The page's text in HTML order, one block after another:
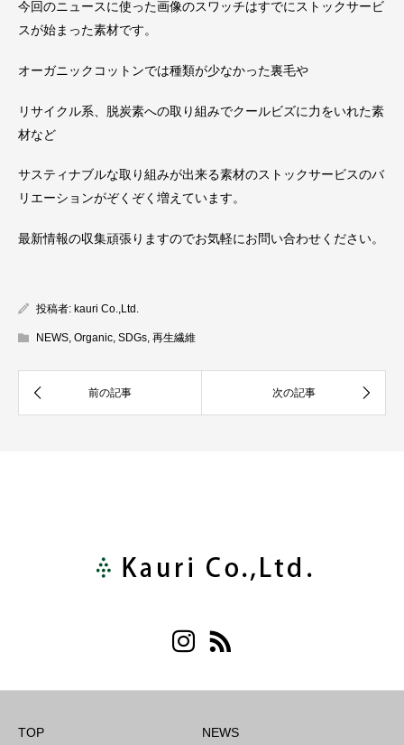
今回のニュースに使った画像のスワッチはすでにストックサービ
スが始まった素材です。
オーガニックコットンでは種類が少なかった裏毛や
リサイクル系、脱炭素への取り組みでクールビズに力をいれた素
材など
サスティナブルな取り組みが出来る素材のストックサービスのバ
リエーションがぞくぞく増えています。
最新情報の収集頑張りますのでお気軽にお問い合わせください。
投稿者: kauri Co.,Ltd.
NEWS, Organic, SDGs, 再生繊維
TOP NEWS